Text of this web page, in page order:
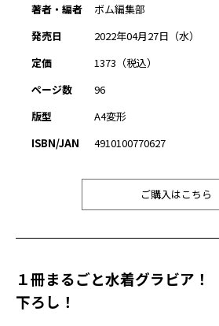
著者・編者
ボム編集部
発売日
2022年04月27日（水）
定価
1373（税込）
ページ数
96
版型
A4変形
ISBN/JAN
4910100770627
ご購入はこちら
１冊まるごと水着グラビア
下ろし！